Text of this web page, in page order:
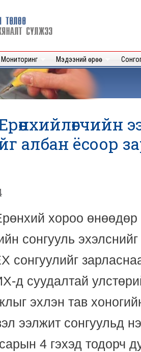
Мониторинг Мэдээний өрөө
албан ёсоор
хороо
сонгууль
сонгуулийг
д суудалтай
эхлэн тав
ээлжит сонгуульд
4 гэхэд тодорч